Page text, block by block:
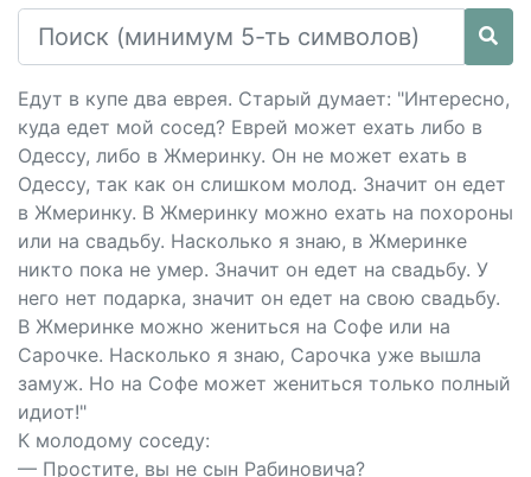
Едут в купе два еврея. Старый думает: "Интересно,
куда едет мой сосед? Еврей может ехать либо в
Одессу, либо в Жмеринку. Он не может ехать в
Одессу, так как он слишком молод. Значит он едет
в Жмеринку. В Жмеринку можно ехать на похороны
или на свадьбу. Насколько я знаю, в Жмеринке
никто пока не умер. Значит он едет на свадьбу. У
него нет подарка, значит он едет на свою свадьбу.
В Жмеринке можно жениться на Софе или на
Сарочке. Насколько я знаю, Сарочка уже вышла
замуж. Но на Софе может жениться только полный
идиот!"
К молодому соседу:
— Простите, вы не сын Рабиновича?